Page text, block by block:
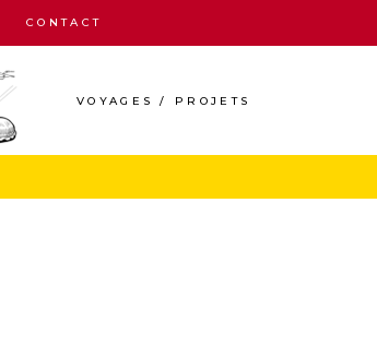
CONTACT
VOYAGES / PROJETS